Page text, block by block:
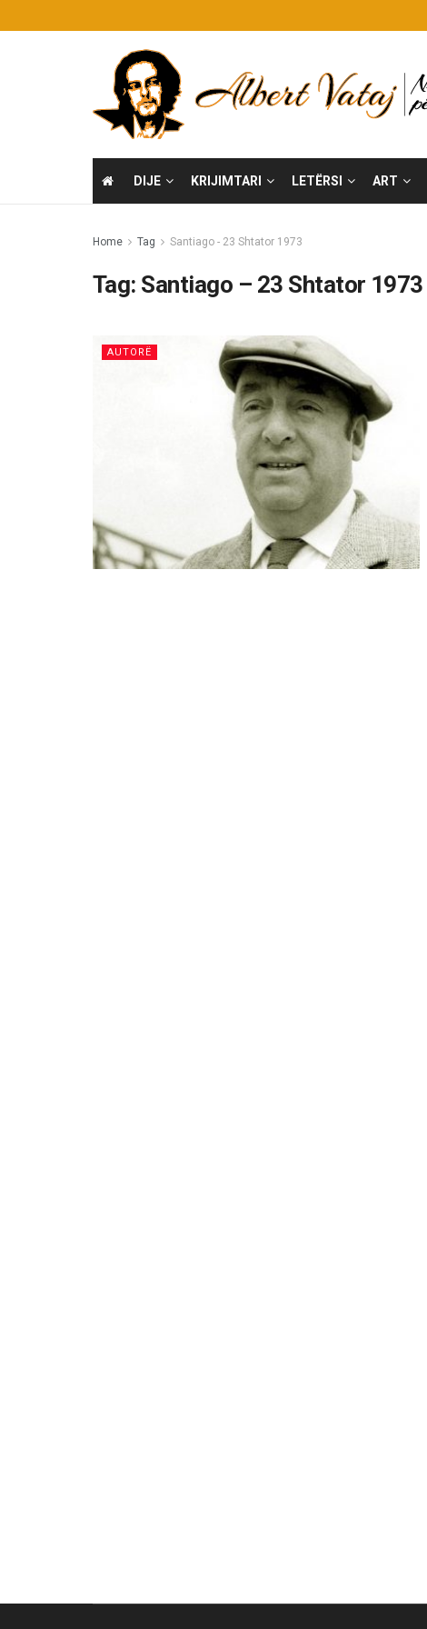
DIJE KRIJIMTARI LETËRSI ART
Home Tag Santiago - 23 Shtator 1973
Tag: Santiago – 23 Shtator 1973
AUTORË